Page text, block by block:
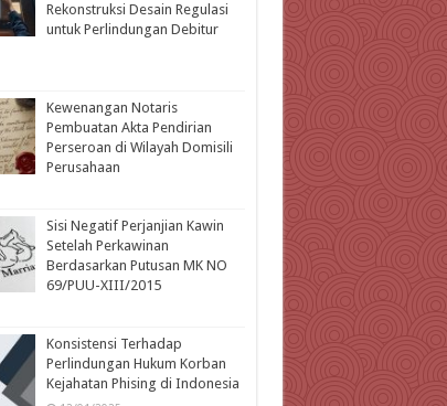
Rekonstruksi Desain Regulasi
untuk Perlindungan Debitur
Kewenangan Notaris
Pembuatan Akta Pendirian
Perseroan di Wilayah Domisili
Perusahaan
Sisi Negatif Perjanjian Kawin
Setelah Perkawinan
Berdasarkan Putusan MK NO
69/PUU-XIII/2015
Konsistensi Terhadap
Perlindungan Hukum Korban
Kejahatan Phising di Indonesia